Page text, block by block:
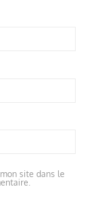
site dans le